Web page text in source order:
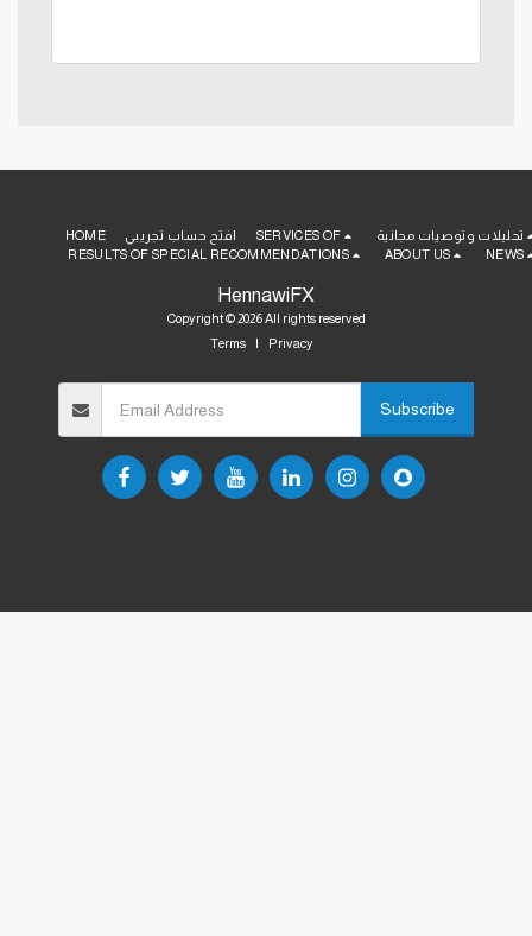
HennawiFX
Copyright © 2026 All rights reserved
Terms| Privacy
HOME افتح حساب تجريبي SERVICES OF
تحليلات وتوصيات مجانية
RESULTS OF SPECIAL RECOMMENDATIONS
ABOUT US NEWS
Subscribe